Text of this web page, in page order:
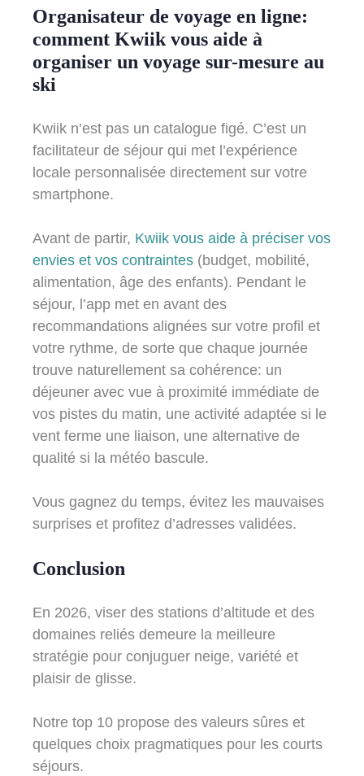
Organisateur de voyage en ligne:
comment Kwiik vous aide à
organiser un voyage sur-mesure au
ski
Kwiik n’est pas un catalogue figé. C’est un
facilitateur de séjour qui met l’expérience
locale personnalisée directement sur votre
smartphone.
Avant de partir, Kwiik vous aide à préciser vos
envies et vos contraintes (budget, mobilité,
alimentation, âge des enfants). Pendant le
séjour, l’app met en avant des
recommandations alignées sur votre profil et
votre rythme, de sorte que chaque journée
trouve naturellement sa cohérence: un
déjeuner avec vue à proximité immédiate de
vos pistes du matin, une activité adaptée si le
vent ferme une liaison, une alternative de
qualité si la météo bascule.
Vous gagnez du temps, évitez les mauvaises
surprises et profitez d’adresses validées.
Conclusion
En 2026, viser des stations d’altitude et des
domaines reliés demeure la meilleure
stratégie pour conjuguer neige, variété et
plaisir de glisse.
Notre top 10 propose des valeurs sûres et
quelques choix pragmatiques pour les courts
séjours.